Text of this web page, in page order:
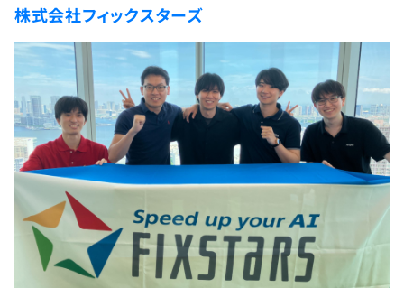
インターン
新卒エージェント
イベント・セミナー
インタビュー
就活成功ガイド
問題集
ナレッジ
リファレンス
プラン
個人向けプラン
プログラミング言語
評価結果一覧
再チャレンジ結果一覧
ゲーム・マンガ
Tech Team Journal
paiza times
paizaとは？
株式会社フィックスターズ